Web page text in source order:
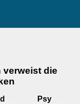
verweist die
Psy